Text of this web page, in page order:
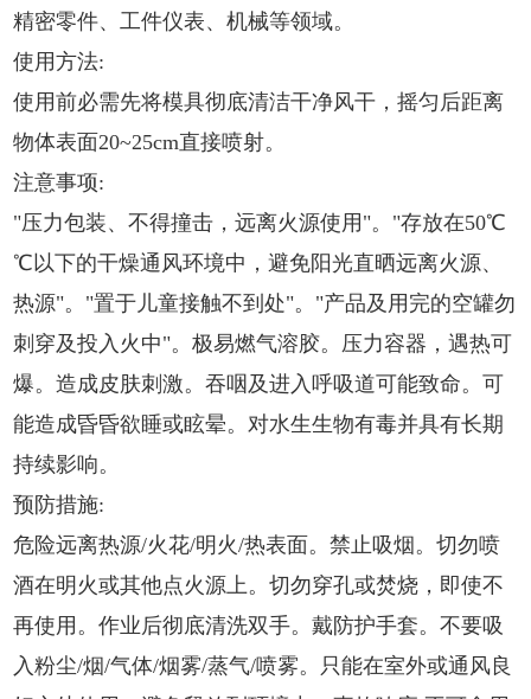
精密零件、工件仪表、机械等领域。
使用方法:
使用前必需先将模具彻底清洁干净风干，摇匀后距离
物体表面20~25cm直接喷射。
注意事项:
"压力包装、不得撞击，远离火源使用"。"存放在50℃
℃以下的干燥通风环境中，避免阳光直晒远离火源、
热源"。"置于儿童接触不到处"。"产品及用完的空罐勿
刺穿及投入火中"。极易燃气溶胶。压力容器，遇热可
爆。造成皮肤刺激。吞咽及进入呼吸道可能致命。可
能造成昏昏欲睡或眩晕。对水生生物有毒并具有长期
持续影响。
预防措施:
危险远离热源/火花/明火/热表面。禁止吸烟。切勿喷
酒在明火或其他点火源上。切勿穿孔或焚烧，即使不
再使用。作业后彻底清洗双手。戴防护手套。不要吸
入粉尘/烟/气体/烟雾/蒸气/喷雾。只能在室外或通风良